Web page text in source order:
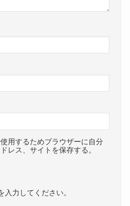
用するためブラウザーに自分
レス、サイトを保存する。
入力してください。